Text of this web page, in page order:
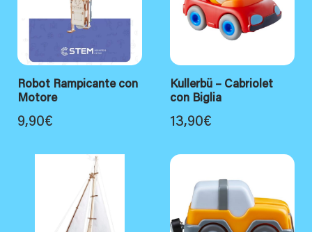
Robot Rampicante con
Motore
9,90€
Kullerbü – Cabriolet
con Biglia
13,90€